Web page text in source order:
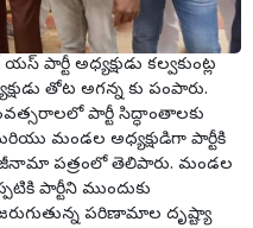
అధ్యక్షుడు కల్వకుంట్ల
తోట అగన్న కు పంపారు.
పార్టీ సిద్ధాంతాలకు
మండల అధ్యక్షుడిగా పార్టీకి
పత్రంలో తెలిపారు. మండల
పార్టీని ముందుకు
పరిణామాల దృష్ట్యా